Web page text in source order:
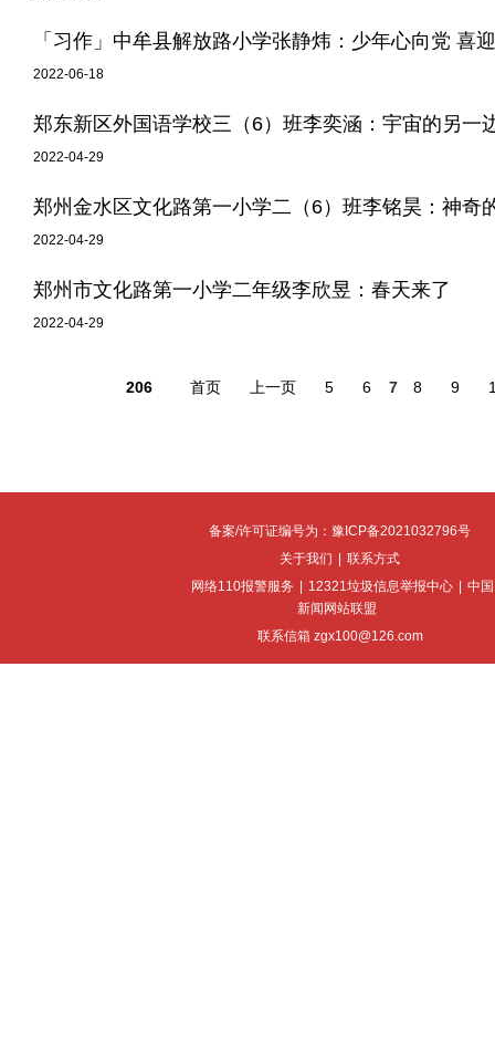
「习作」中牟县解放路小学张静炜：少年心向党 喜
2022-06-18
郑东新区外国语学校三（6）班李奕涵：宇宙的另一
2022-04-29
郑州金水区文化路第一小学二（6）班李铭昊：神奇
2022-04-29
郑州市文化路第一小学二年级李欣昱：春天来了
2022-04-29
206 首页 上一页 5 6 7 8 9
备案/许可证编号为：豫ICP备2021032796号
关于我们
联系方式
网络110报警服务
12321垃圾信息举报中心
中国
新闻网站联盟
联系信箱 zgx100@126.com